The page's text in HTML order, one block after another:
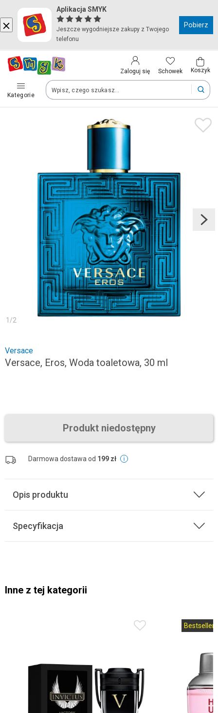
Aplikacja SMYK
Jeszcze wygodniejsze zakupy z Twojego
telefonu
Pobierz
Zaloguj się Schowek Koszyk
Kategorie
Kraj i język
Polska (Poland)
Twoje zamówienia dostarczymy na teren wybranego kraju.
Po zmianie kraju część produktów może zostać usunięta z
Zapisz
1 /2
Versace
Versace, Eros, Woda toaletowa, 30 ml
Produkt niedostępny
Darmowa dostawa od 199 zł
Opis produktu
Specyfikacja
Inne z tej kategorii
Bestseller